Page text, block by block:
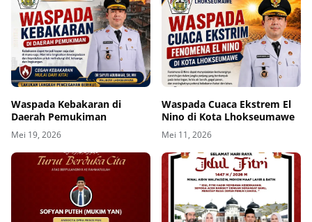
Waspada Kebakaran di
Daerah Pemukiman
Mei 19, 2026
Waspada Cuaca Ekstrem El
Nino di Kota Lhokseumawe
Mei 11, 2026